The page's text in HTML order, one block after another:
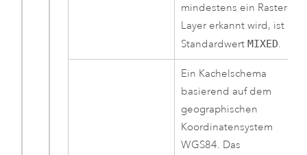
mindestens ein Raster-
Layer erkannt wird, ist der
StandardwertMIXED.
Ein Kachelschema
basierend auf dem
geographischen
Koordinatensystem
WGS84. Das